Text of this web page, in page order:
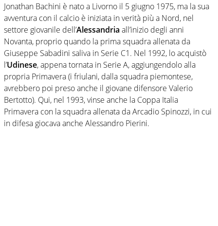
Jonathan Bachini è nato a Livorno il 5 giugno 1975, ma la sua
avventura con il calcio è iniziata in verità più a Nord, nel
settore giovanile dell’Alessandria all’inizio degli anni
Novanta, proprio quando la prima squadra allenata da
Giuseppe Sabadini saliva in Serie C1. Nel 1992, lo acquistò
l’Udinese, appena tornata in Serie A, aggiungendolo alla
propria Primavera (i friulani, dalla squadra piemontese,
avrebbero poi preso anche il giovane difensore Valerio
Bertotto). Qui, nel 1993, vinse anche la Coppa Italia
Primavera con la squadra allenata da Arcadio Spinozzi, in cui
in difesa giocava anche Alessandro Pierini.